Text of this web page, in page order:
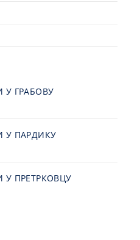
У ГРАБОВУ
У ПАРДИКУ
У ПРЕТРКОВЦУ